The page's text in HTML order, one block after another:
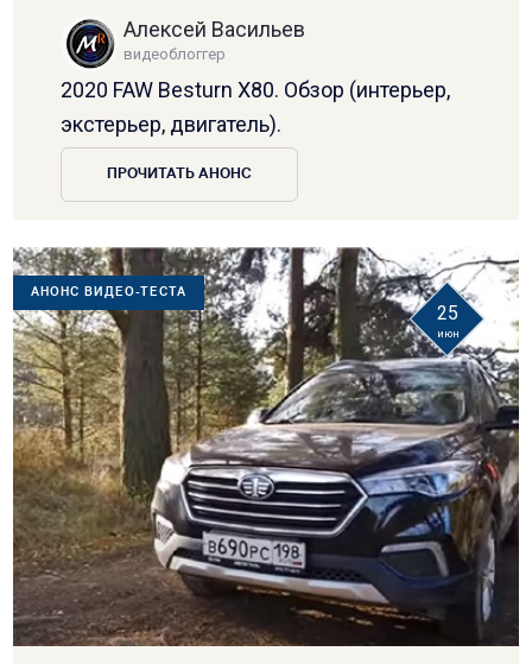
Алексей Васильев
видеоблоггер
2020 FAW Besturn X80. Обзор (интерьер,
экстерьер, двигатель).
ПРОЧИТАТЬ АНОНС
АНОНС ВИДЕО-ТЕСТА
25
июн